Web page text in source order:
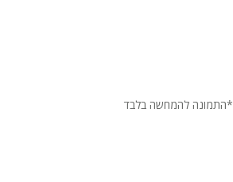
*התמונה להמחשה בלבד